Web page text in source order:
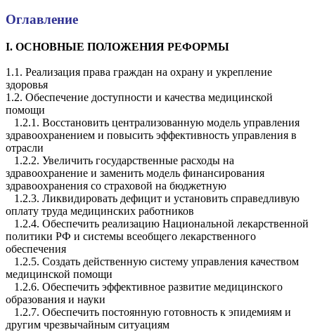
Оглавление
I. ОСНОВНЫЕ ПОЛОЖЕНИЯ РЕФОРМЫ
1.1. Реализация права граждан на охрану и укрепление
здоровья
1.2. Обеспечение доступности и качества медицинской
помощи
1.2.1. Восстановить централизованную модель управления
здравоохранением и повысить эффективность управления в
отрасли
1.2.2. Увеличить государственные расходы на
здравоохранение и заменить модель финансирования
здравоохранения со страховой на бюджетную
1.2.3. Ликвидировать дефицит и установить справедливую
оплату труда медицинских работников
1.2.4. Обеспечить реализацию Национальной лекарственной
политики РФ и системы всеобщего лекарственного
обеспечения
1.2.5. Создать действенную систему управления качеством
медицинской помощи
1.2.6. Обеспечить эффективное развитие медицинского
образования и науки
1.2.7. Обеспечить постоянную готовность к эпидемиям и
другим чрезвычайным ситуациям